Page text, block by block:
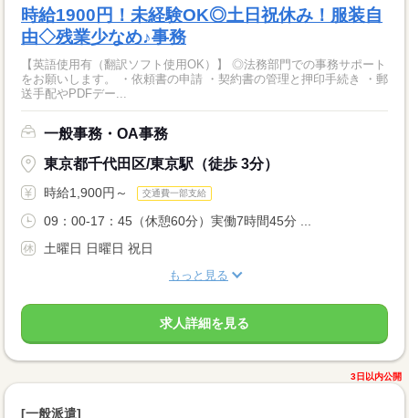
時給1900円！未経験OK◎土日祝休み！服装自
由◇残業少なめ♪事務
【英語使用有（翻訳ソフト使用OK）】 ◎法務部門での事務サポート
をお願いします。 ・依頼書の申請 ・契約書の管理と押印手続き ・郵
送手配やPDFデー...
一般事務・OA事務
東京都千代田区/東京駅（徒歩 3分）
時給1,900円～ 交通費一部支給
09：00-17：45（休憩60分）実働7時間45分 ...
土曜日 日曜日 祝日
もっと見る
求人詳細を見る
3日以内公開
[一般派遣]